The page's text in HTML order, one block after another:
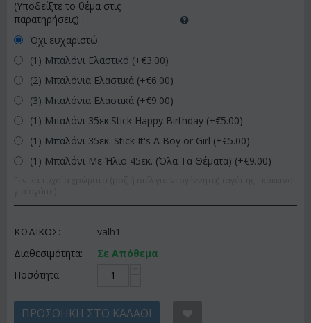
(Υποδείξτε το θέμα στις
παρατηρήσεις) :
Όχι ευχαριστώ
(1) Μπαλόνι Ελαστικό (+€3.00)
(2) Μπαλόνια Ελαστικά (+€6.00)
(3) Μπαλόνια Ελαστικά (+€9.00)
(1) Μπαλόνι 35εκ.Stick Happy Birthday (+€5.00)
(1) Μπαλόνι 35εκ. Stick It's A Boy or Girl (+€5.00)
(1) Μπαλόνι Με Ήλιο 45εκ. (Όλα Τα Θέματα) (+€9.00)
ΚΩΔΙΚΟΣ:
valh1
Διαθεσιμότητα:
Σε Απόθεμα
Ποσότητα:
ΠΡΟΣΘΉΚΗ ΣΤΟ ΚΑΛΆΘΙ